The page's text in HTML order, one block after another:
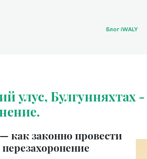
Блог iWALY
улус, Булгунняхтах
как законно провести